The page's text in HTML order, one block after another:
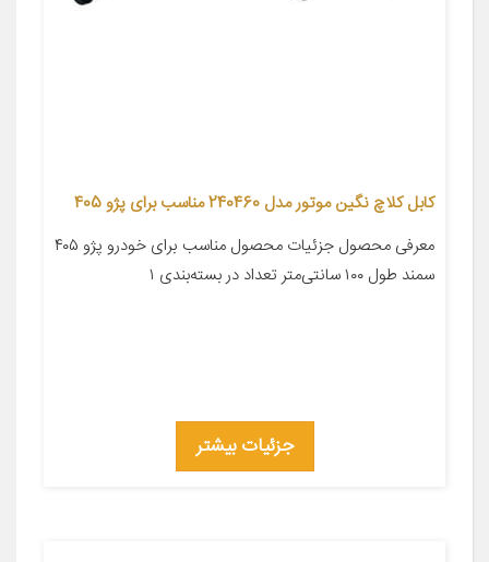
کابل کلاچ نگین موتور مدل 240460 مناسب برای پژو 405
معرفی محصول جزئیات محصول مناسب برای خودرو پژو ۴۰۵
سمند طول ۱۰۰ سانتی‌متر تعداد در بسته‌بندی ۱
جزئیات بیشتر